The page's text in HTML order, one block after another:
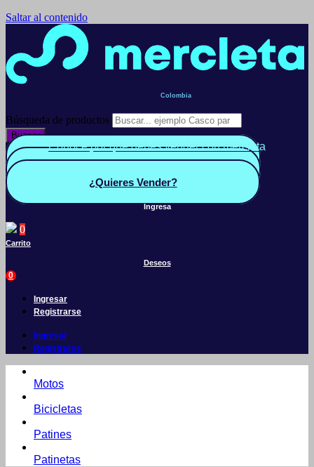
Saltar al contenido
Colombia
Búsqueda de productos
Buscar
Conoce por qué debes vender con mercleta
Quiero Vender
¿Quieres Vender?
Ingresa
0
Carrito
Deseos
0
Ingresar
Registrarse
Ingresar
Registrarse
Motos
Bicicletas
Patines
Patinetas